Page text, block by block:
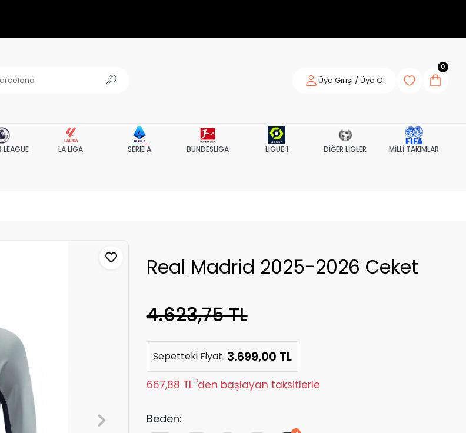
Üye Girişi / Üye Ol
0
LEAGUE LA LIGA SERIE A BUNDESLIGA LIGUE 1 DİĞER LİGLER MİLLİ TAKIMLAR
Real Madrid 2025-2026 Ceket
4.623,75 TL
Sepetteki Fiyat 3.699,00 TL
667,88 TL 'den başlayan taksitlerle
Beden: